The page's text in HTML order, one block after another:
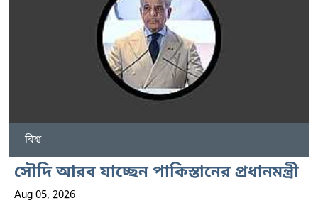
বিশ্ব
সৌদি আরব যাচ্ছেন পাকিস্তানের প্রধানমন্ত্রী
Aug 05, 2026